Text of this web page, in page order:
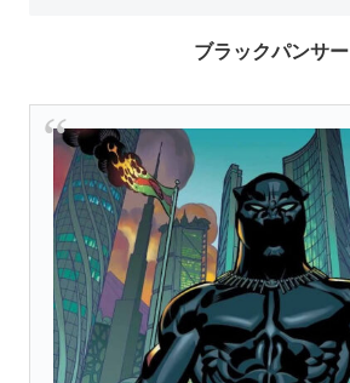
ブラックパンサー